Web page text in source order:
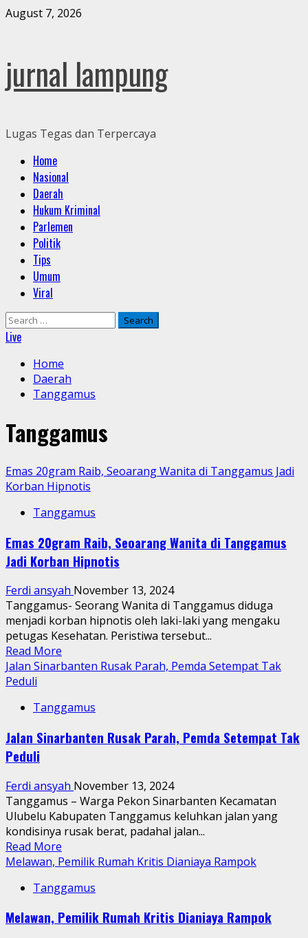
Skip
August 7, 2026
jurnal lampung
Lugas Tegas dan Terpercaya
Primary
Menu
Home
Nasional
Daerah
Hukum Kriminal
Parlemen
Politik
Tips
Umum
Viral
Search
for:
Live
Home
Daerah
Tanggamus
Tanggamus
Emas 20gram Raib, Seoarang Wanita di Tanggamus Jadi
Korban Hipnotis
Tanggamus
Emas 20gram Raib, Seoarang Wanita di Tanggamus
Jadi Korban Hipnotis
Ferdi ansyah November 13, 2024
Tanggamus- Seorang Wanita di Tanggamus diduga
menjadi korban hipnotis oleh laki-laki yang mengaku
petugas Kesehatan. Peristiwa tersebut...
Read More
more
20gram
Seoarang
Tanggamus
Jadi
Korban
Hipnotis
Jalan Sinarbanten Rusak Parah, Pemda Setempat Tak
Peduli
Tanggamus
Jalan Sinarbanten Rusak Parah, Pemda Setempat Tak
Peduli
Ferdi ansyah November 13, 2024
Tanggamus – Warga Pekon Sinarbanten Kecamatan
Ulubelu Kabupaten Tanggamus keluhkan jalan yang
kondisinya rusak berat, padahal jalan...
Read More
more
Jalan
Rusak
Melawan, Pemilik Rumah Kritis Dianiaya Rampok
Tanggamus
Melawan, Pemilik Rumah Kritis Dianiaya Rampok